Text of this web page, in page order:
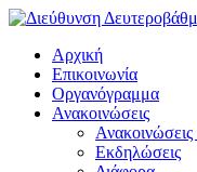
Αρχική
Επικοινωνία
Οργανόγραμμα
Ανακοινώσεις
Εκδηλώσεις